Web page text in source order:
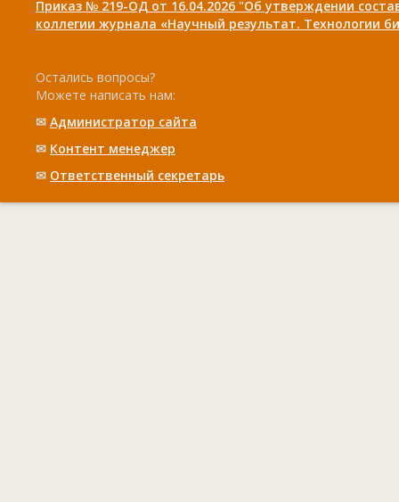
Приказ № 219-ОД от 16.04.2026 "Об утверждении
коллегии журнала «Научный результат. Технологии
Остались вопросы?
Можете написать нам:
✉ Администратор сайта
✉ Контент менеджер
✉ Ответственный cекретарь